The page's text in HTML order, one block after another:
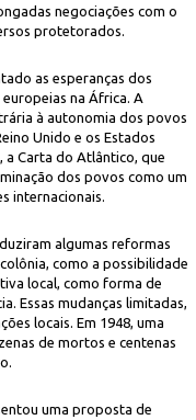
negociações com o
protetorados.
as esperanças dos
na África. A
à autonomia dos povos
Unido e os Estados
a Carta do Atlântico, que
dos povos como um
internacionais.
algumas reformas
como a possibilidade
local, como forma de
Essas mudanças limitadas,
locais. Em 1948, uma
de mortos e centenas
uma proposta de
National Archives UK/Wikimedia